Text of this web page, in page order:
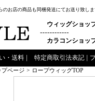
お店の商品も同梱発送にてお送り致し
ウィッグショッ
------------
カラコンショッ
・送料 特定商取引法表記
プページ > ロープウィッグTOP